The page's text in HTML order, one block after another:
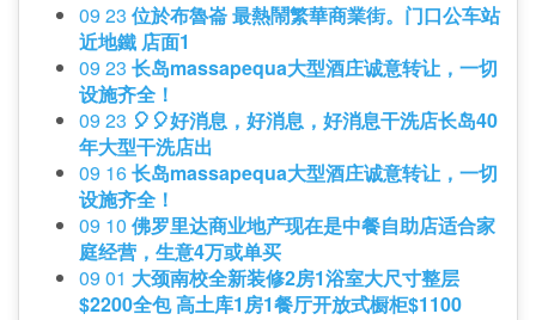
09 23 位於布魯崙 最熱鬧繁華商業街。门口公车站
近地鐵 店面1
09 23 长岛massapequa大型酒庄诚意转让，一切
设施齐全！
09 23 🎈🎈好消息，好消息，好消息干洗店长岛40
年大型干洗店出
09 16长岛massapequa大型酒庄诚意转让，一切
设施齐全！
09 10 佛罗里达商业地产现在是中餐自助店适合家
庭经营，生意4万或单买
09 01 大颈南校全新装修2房1浴室大尺寸整层
$2200全包 高土库1房1餐厅开放式橱柜$1100